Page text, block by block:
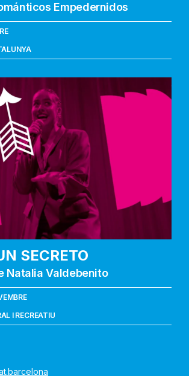
Empedernidos
SECRETO
Natalia Valdebenito
I RECREATIU